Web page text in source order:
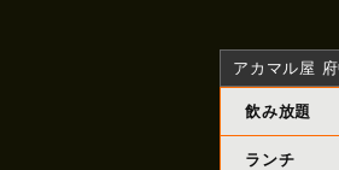
アカマル屋
飲み放題
ランチ